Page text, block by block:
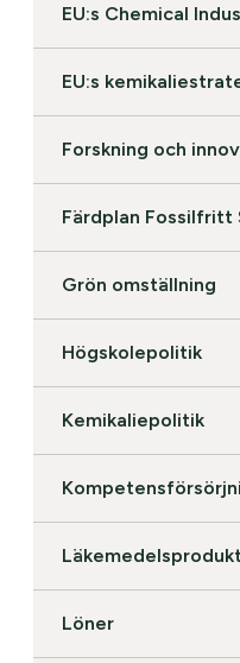
EU:s Chemical
EU:s
Forskning och
Färdplan Fossilfritt
Grön omställning
Högskolepolitik
Kemikaliepolitik
Löner